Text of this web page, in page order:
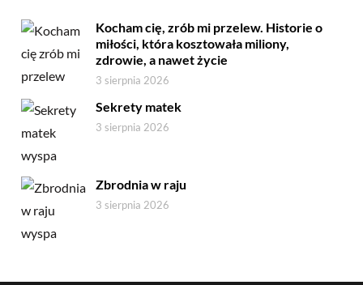
Kocham cię, zrób mi przelew. Historie o
miłości, która kosztowała miliony,
zdrowie, a nawet życie
3 sierpnia 2026
Sekrety matek
3 sierpnia 2026
Zbrodnia w raju
3 sierpnia 2026